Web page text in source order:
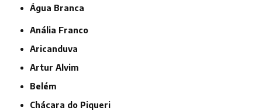
Água Branca
Anália Franco
Aricanduva
Artur Alvim
Belém
Chácara do Piqueri